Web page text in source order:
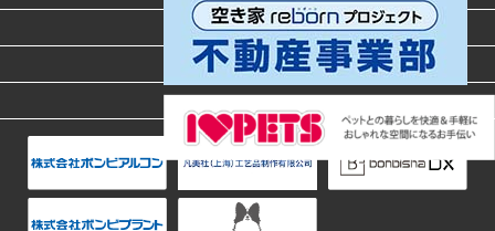
ACCESS
CONTACT
PRIVACY POLICY